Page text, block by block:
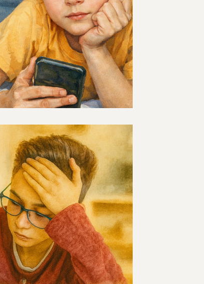
לפעמים זה קורה דווקא ברגעים הכי
מפגש משפחתי שגרתי, כשמשהו
עובד. הילד יושב רגוע, שקוע עם
בסדר, אבל יש תחושה שהוא נמצא
לא מבחין שחבר ניסה ליצור איתו
שינתה כיוון וכשמישהו פתאום
פשוט כי הוציאו אותו מהריכוז
בקבוצה ילד כזה, נקרא לו גיא (שם
להקשיב לקצב
מופנמות או חרדה
ונוער?
כשאנחנו מתבוננים בילד/ה או
לעיתים קרובות את ה"שקט" שלהם.
מישהו שטוב לו בעולמו הפנימי;
חלק מהסביבה, אבל נתקל
האתגר שלנו הוא לא "לדחוף"
הפנימי שלהם. ככל שנדייק את